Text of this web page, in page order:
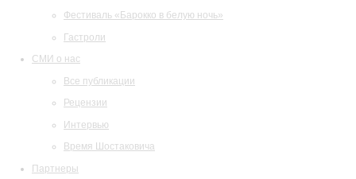
Фестиваль «Барокко в белую ночь»
Гастроли
СМИ о нас
Все публикации
Рецензии
Интервью
Время Шостаковича
Партнеры